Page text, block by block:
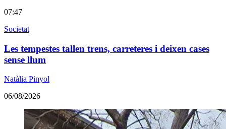
07:47
Societat
Les tempestes tallen trens, carreteres i deixen cases
sense llum
Natàlia Pinyol
06/08/2026